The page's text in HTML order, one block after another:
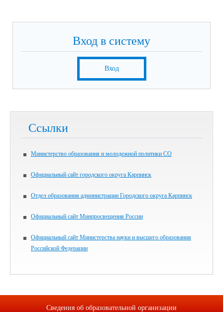
Вход в систему
Вход
Ссылки
Министерство образования и молодежной политики СО
Официальный сайт городского округа Карпинск
Отдел образования администрации Городского округа Карпинск
Официальный сайт Минпросвещения России
Официальный сайт Министерства науки и высшего образования
Российской Федерации
Сведения об образовательной организации